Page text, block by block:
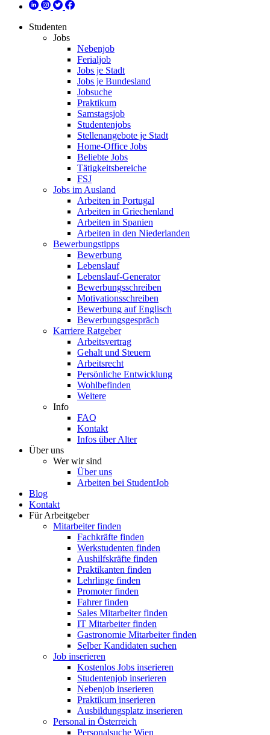
Studenten
Jobs
Nebenjob
Ferialjob
Jobs je Stadt
Jobs je Bundesland
Jobsuche
Praktikum
Samstagsjob
Studentenjobs
Stellenangebote je Stadt
Home-Office Jobs
Beliebte Jobs
Tätigkeitsbereiche
FSJ
Jobs im Ausland
Arbeiten in Portugal
Arbeiten in Griechenland
Arbeiten in Spanien
Arbeiten in den Niederlanden
Bewerbungstipps
Bewerbung
Lebenslauf
Lebenslauf-Generator
Bewerbungsschreiben
Motivationsschreiben
Bewerbung auf Englisch
Bewerbungsgespräch
Karriere Ratgeber
Arbeitsvertrag
Gehalt und Steuern
Arbeitsrecht
Persönliche Entwicklung
Wohlbefinden
Weitere
Info
FAQ
Kontakt
Infos über Alter
Über uns
Wer wir sind
Über uns
Arbeiten bei StudentJob
Blog
Kontakt
Für Arbeitgeber
Mitarbeiter finden
Fachkräfte finden
Werkstudenten finden
Aushilfskräfte finden
Praktikanten finden
Lehrlinge finden
Promoter finden
Fahrer finden
Sales Mitarbeiter finden
IT Mitarbeiter finden
Gastronomie Mitarbeiter finden
Selber Kandidaten suchen
Job inserieren
Kostenlos Jobs inserieren
Studentenjob inserieren
Nebenjob inserieren
Praktikum inserieren
Ausbildungsplatz inserieren
Personal in Österreich
Personalsuche Wien